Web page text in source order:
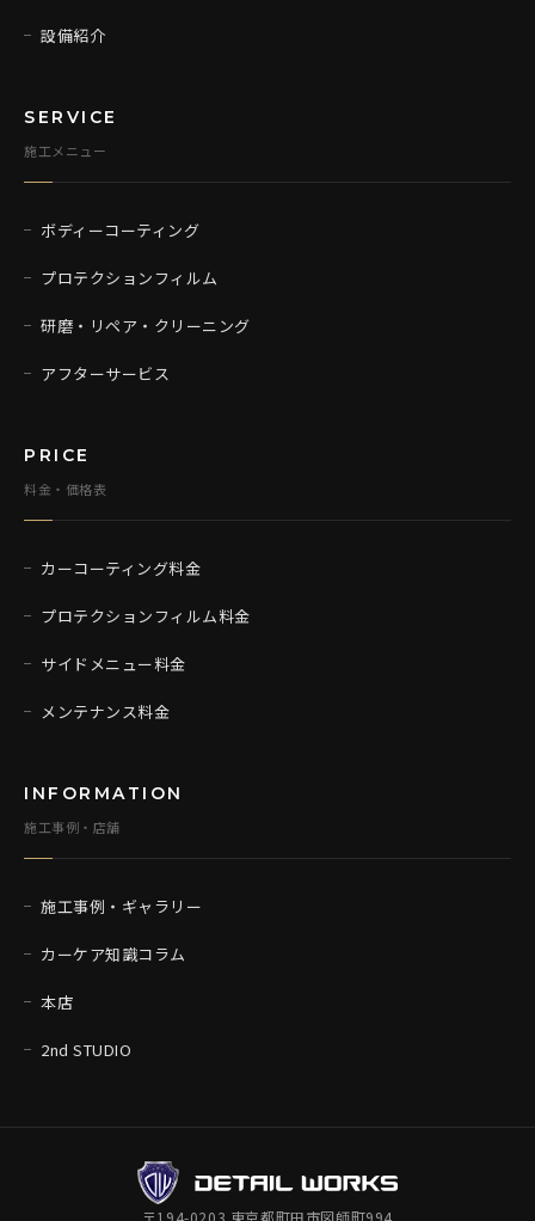
設備紹介
SERVICE
施工メニュー
ボディーコーティング
プロテクションフィルム
研磨・リペア・クリーニング
アフターサービス
PRICE
料金・価格表
カーコーティング料金
プロテクションフィルム料金
サイドメニュー料金
メンテナンス料金
INFORMATION
施工事例・店舗
施工事例・ギャラリー
カーケア知識コラム
本店
2nd STUDIO
〒194-0203 東京都町田市図師町994